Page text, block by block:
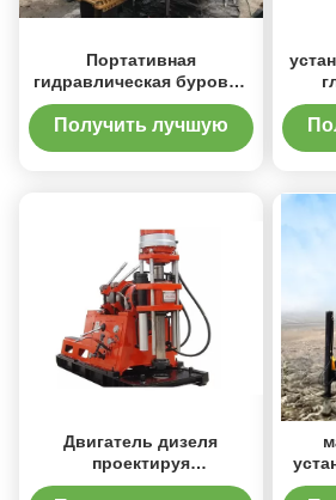
Портативная
гидравлическая буровая
установка водяной
скважины
Получить лучшую
Двигатель дизеля
проектируя
геологохимическую
200м